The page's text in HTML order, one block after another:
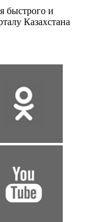
быстрого и
Казахстана